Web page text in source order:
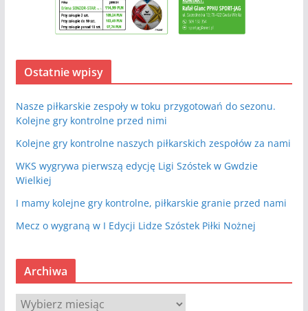
Ostatnie wpisy
Nasze piłkarskie zespoły w toku przygotowań do sezonu.
Kolejne gry kontrolne przed nimi
Kolejne gry kontrolne naszych piłkarskich zespołów za nami
WKS wygrywa pierwszą edycję Ligi Szóstek w Gwdzie
Wielkiej
I mamy kolejne gry kontrolne, piłkarskie granie przed nami
Mecz o wygraną w I Edycji Lidze Szóstek Piłki Nożnej
Archiwa
A